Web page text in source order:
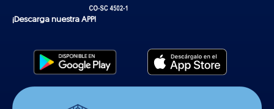
¡Descarga nuestra APP!